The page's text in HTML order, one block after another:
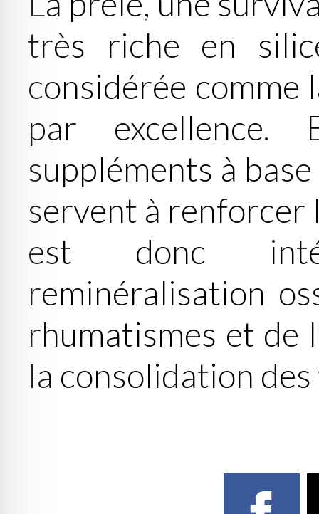
très riche en
considérée
par excellence.
suppléments à
servent à renforcer
est donc
reminéralisation
rhumatismes et de
la consolidation